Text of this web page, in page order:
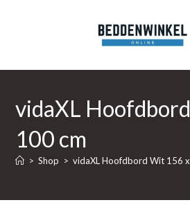
vidaXL
100 cm
> Shop > vidaXL Hoofdbord Wit 156